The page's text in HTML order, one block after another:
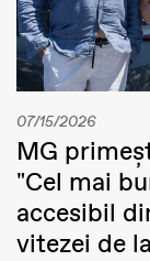
07/15/2026
MG
"Cel mai
accesibil
vitezei de